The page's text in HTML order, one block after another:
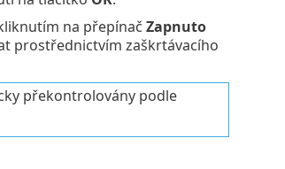
na přepínač Zapnuto
prostřednictvím zaškrtávacího
překontrolovány podle